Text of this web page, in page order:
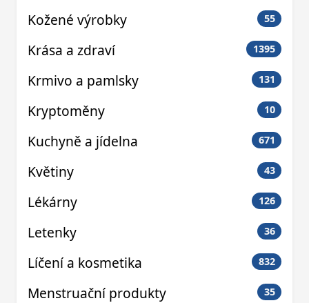
Kožené výrobky 55
Krása a zdraví 1395
Krmivo a pamlsky 131
Kryptoměny 10
Kuchyně a jídelna 671
Květiny 43
Lékárny 126
Letenky 36
Líčení a kosmetika 832
Menstruační produkty 35